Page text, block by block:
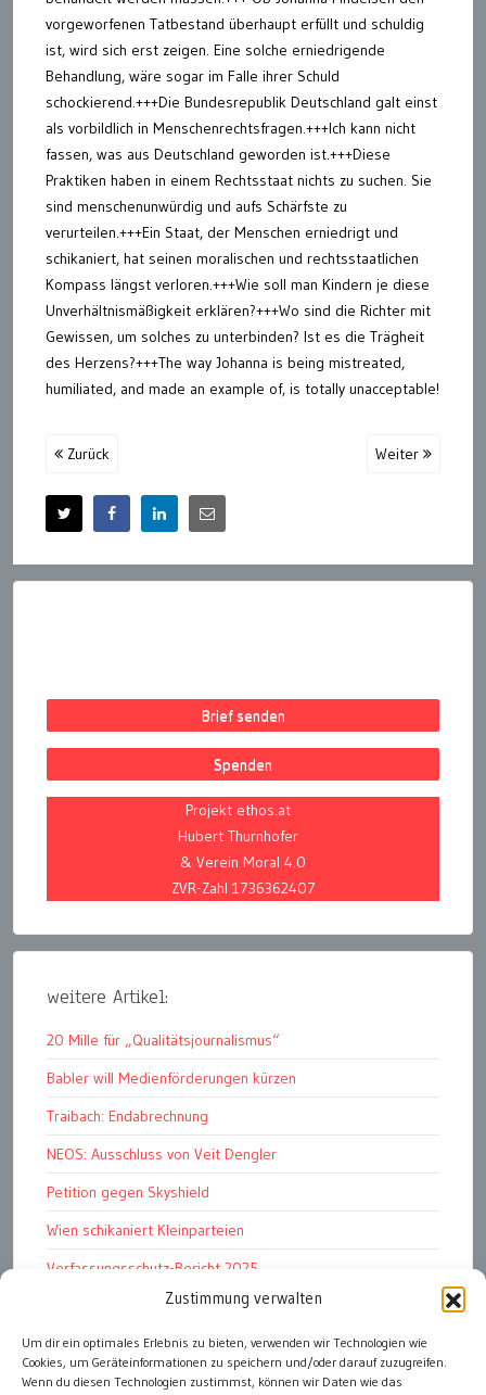
Zustimmung verwalten
Um dir ein optimales Erlebnis zu bieten, verwenden wir Technologien wie
Cookies, um Geräteinformationen zu speichern und/oder darauf zuzugreifen.
Wenn du diesen Technologien zustimmst, können wir Daten wie das
vorgeworfenen Tatbestand überhaupt erfüllt und schuldig
ist, wird sich erst zeigen. Eine solche erniedrigende
Behandlung, wäre sogar im Falle ihrer Schuld
schockierend.+++Die Bundesrepublik Deutschland galt einst
als vorbildlich in Menschenrechtsfragen.+++Ich kann nicht
fassen, was aus Deutschland geworden ist.+++Diese
Praktiken haben in einem Rechtsstaat nichts zu suchen. Sie
sind menschenunwürdig und aufs Schärfste zu
verurteilen.+++Ein Staat, der Menschen erniedrigt und
schikaniert, hat seinen moralischen und rechtsstaatlichen
Kompass längst verloren.+++Wie soll man Kindern je diese
Unverhältnismäßigkeit erklären?+++Wo sind die Richter mit
Gewissen, um solches zu unterbinden? Ist es die Trägheit
des Herzens?+++The way Johanna is being mistreated,
humiliated, and made an example of, is totally unacceptable!
Zurück Weiter
Brief senden
Spenden
Projekt ethos.at
Hubert Thurnhofer
& Verein Moral 4.0
ZVR-Zahl 1736362407
weitere Artikel:
20 Mille für „Qualitätsjournalismus“
Babler will Medienförderungen kürzen
Traibach: Endabrechnung
NEOS: Ausschluss von Veit Dengler
Petition gegen Skyshield
Wien schikaniert Kleinparteien
Verfassungsschutz-Bericht 2025
Ziel: endloser Krieg
110 statt 90 Mille Medienförderung
Strafen für „Integrations-Verweigerer“